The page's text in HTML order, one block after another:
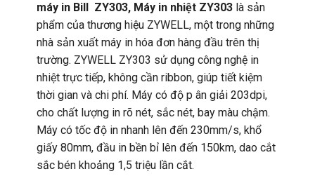
máy in Bill
ZY303, Máy in nhiệt ZY303là sản
phẩm của thương hiệu ZYWELL, một trong những
nhà sản xuất máy in hóa đơn hàng đầu trên thị
trường. ZYWELL ZY303 sử dụng công nghệ in
nhiệt trực tiếp, không cần ribbon, giúp tiết kiệm
thời gian và chi phí. Máy có độ p ân giải 203dpi,
cho chất lượng in rõ nét, sắc nét, bay màu chậm.
Máy có tốc độ in nhanh lên đến 230mm/s, khổ
giấy 80mm, đầu in bền bỉ lên đến 150km, dao cắt
sắc bén khoảng 1,5 triệu lần cắt.